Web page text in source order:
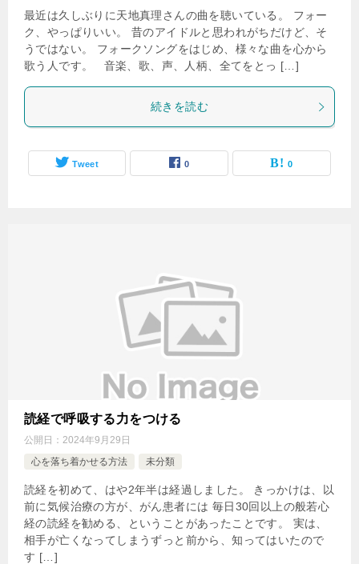
最近は久しぶりに天地真理さんの曲を聴いている。 フォー
ク、やっぱりいい。 昔のアイドルと思われがちだけど、そ
うではない。 フォークソングをはじめ、様々な曲を心から
歌う人です。 音楽、歌、声、人柄、全てをとっ […]
続きを読む
Tweet 0 0
読経で呼吸する力をつける
公開日： 2024年9月29日
心を落ち着かせる方法
未分類
読経を初めて、はや2年半は経過しました。 きっかけは、以
前に気候治療の方が、がん患者には 毎日30回以上の般若心
経の読経を勧める、ということがあったことです。 実は、
相手が亡くなってしまうずっと前から、知ってはいたので
す […]